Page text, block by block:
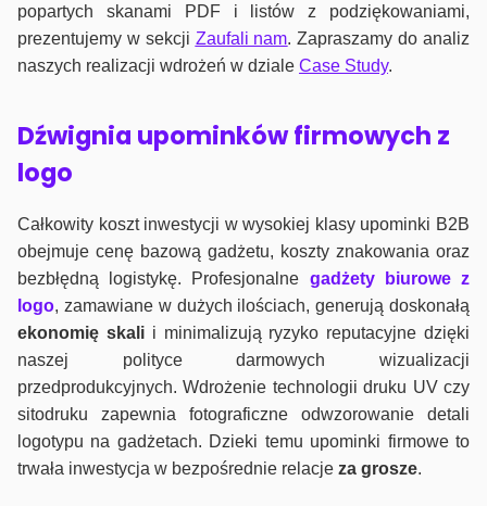
popartych skanami PDF i listów z podziękowaniami,
prezentujemy w sekcji Zaufali nam. Zapraszamy do analiz
naszych realizacji wdrożeń w dziale Case Study.
Dźwignia upominków firmowych z
logo
Całkowity koszt inwestycji w wysokiej klasy upominki B2B
obejmuje cenę bazową gadżetu, koszty znakowania oraz
bezbłędną logistykę. Profesjonalne gadżety biurowe z
logo, zamawiane w dużych ilościach, generują doskonałą
ekonomię skalii minimalizują ryzyko reputacyjne dzięki
naszej polityce darmowych wizualizacji
przedprodukcyjnych. Wdrożenie technologii druku UV czy
sitodruku zapewnia fotograficzne odwzorowanie detali
logotypu na gadżetach. Dzieki temu upominki firmowe to
trwała inwestycja w bezpośrednie relacje za grosze.